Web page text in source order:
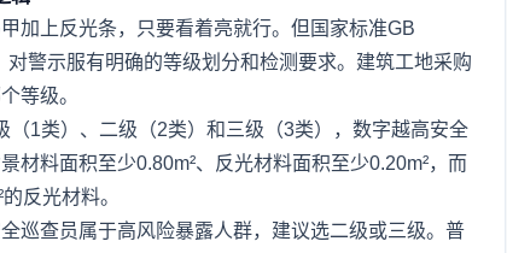
加上反光条，只要看着亮就行。但国家标准GB
警示服有明确的等级划分和检测要求。建筑工地采购
等级。
1类）、二级（2类）和三级（3类），数字越高安全
材料面积至少0.80m²、反光材料面积至少0.20m²，而
反光材料。
巡查员属于高风险暴露人群，建议选二级或三级。普